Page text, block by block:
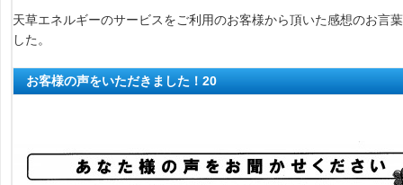
天草エネルギーのサービスをご利用のお客様から頂いた感想のお言
した。
お客様の声をいただきました！20